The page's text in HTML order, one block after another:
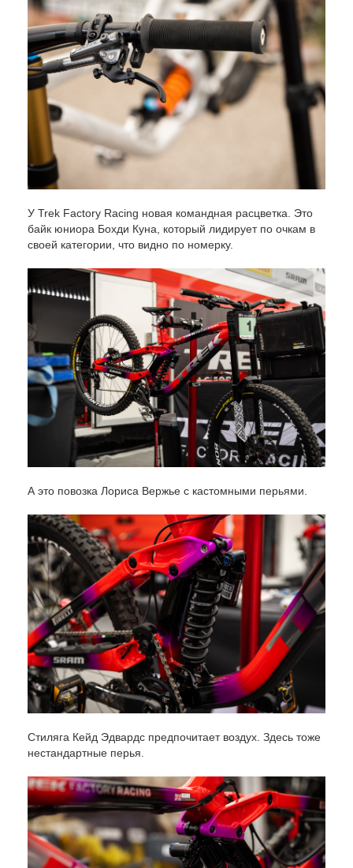
У Trek Factory Racing новая командная расцветка. Это
байк юниора Бохди Куна, который лидирует по очкам в
своей категории, что видно по номерку.
А это повозка Лориса Вержье с кастомными перьями.
Стиляга Кейд Эдвардс предпочитает воздух. Здесь тоже
нестандартные перья.